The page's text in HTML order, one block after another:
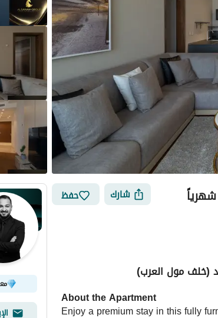
شهرياً شارك حفظ
(خلف مول العرب)
About the Apartment
Enjoy a premium stay in this fully